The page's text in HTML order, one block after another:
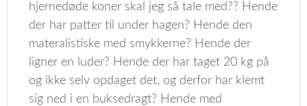
hjernedøde koner skal jeg så tale med?? Hende
der har patter til under hagen? Hende den
materalistiske med smykkerne? Hende der
ligner en luder? Hende der har taget 20 kg på
og ikke selv opdaget det, og derfor har klemt
sig ned i en buksedragt? Hende med